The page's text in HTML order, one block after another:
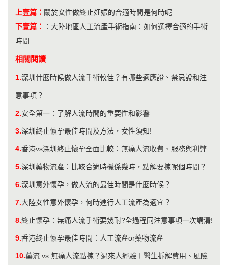
上壹篇： 關於女性做終止妊娠的合適時間是何時呢
下壹篇：
： 大陸地區人工流產手術指南：如何選擇合適的手術
時間
相關閱讀
1.深圳什麼時候做人流手術較佳？有哪些適應證、禁忌證和注
意事項？
2.安全第一：了解人流時間的重要性和影響
3.深圳終止懷孕最佳時間及方法，女性須知!
4.香港vs深圳終止懷孕全面比較：無痛人流收費、服務與利弊
5.深圳藥物流產：比較合適時機係幾時，點解要揀呢個時間？
6.深圳意外懷孕，做人流的最佳時間是什麼時候？
7.大陸女性意外懷孕，何時進行人工流產為適宜？
8.終止懷孕：無痛人流手術要幾耐?全過程同注意事項一次講清!
9.香港終止懷孕最佳時間：人工流產or藥物流產
10.藥流 vs 無痛人流點揀？過來人經驗＋醫生拆解費用、風險